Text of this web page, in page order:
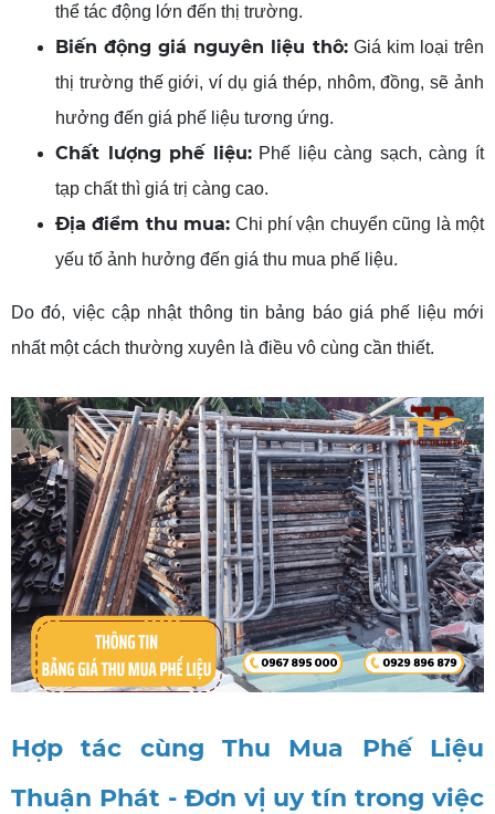
thể tác động lớn đến thị trường.
Biến động giá nguyên liệu thô:Giá kim loại trên
thị trường thế giới, ví dụ giá thép, nhôm, đồng, sẽ ảnh
hưởng đến giá phế liệu tương ứng.
Chất lượng phế liệu:Phế liệu càng sạch, càng ít
tạp chất thì giá trị càng cao.
Địa điểm thu mua: Chi phí vận chuyển cũng là một
yếu tố ảnh hưởng đến giá thu mua phế liệu.
Do đó, việc cập nhật thông tin bảng báo giá phế liệu mới
nhất một cách thường xuyên là điều vô cùng cần thiết.
Hợp tác cùng Thu Mua Phế Liệu
Thuận Phát - Đơn vị uy tín trong việc